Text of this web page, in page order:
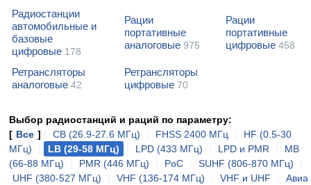
Радиостанции
автомобильные и
базовые
цифровые 178
Рации
портативные
аналоговые 975
Рации
портативные
цифровые 458
Ретрансляторы
аналоговые 42
Ретрансляторы
цифровые 70
Выбор радиостанций и раций по параметру:
[ Все ] CB (26.9-27.6 МГц) FHSS 2400 МГц
HF (0.5-30
МГц)
LB (29-58 МГц) LPD (433 МГц) LPD и PMR
MB
(66-88 МГц)
PMR (446 МГц) PoC SUHF (806-870 МГц)
UHF (380-527 МГц)
VHF (136-174 МГц) VHF и UHF
Авиа